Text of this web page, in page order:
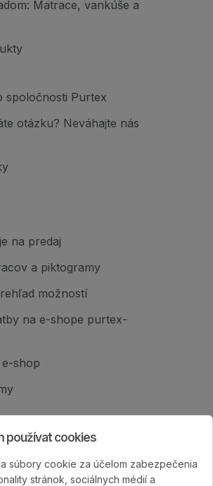
Matrace, vankúše a
spoločnosti Purtex
otázku? Neváhajte nás
na predaj
a piktogramy
možností
na e-shope purtex-
e-shop
s.r.o., založená v roku
používat cookies
súbory cookie za účelom zabezpečenia
stránok, sociálnych médií a